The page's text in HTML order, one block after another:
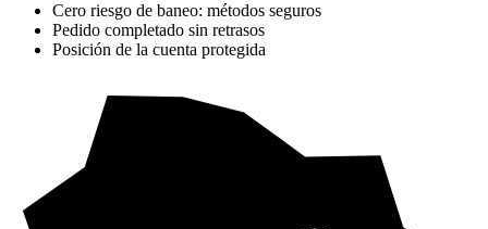
Cero riesgo de baneo: métodos seguros
Pedido completado sin retrasos
Posición de la cuenta protegida